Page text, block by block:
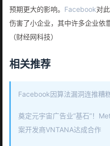
预期更大的影响。 Facebook对
伤害了小企业，其中许多企业依
（财经网科技）
相关推荐
Facebook因算法漏洞连推糟
奠定元宇宙广告业“基石”！
案开发商VNTANA达成合作